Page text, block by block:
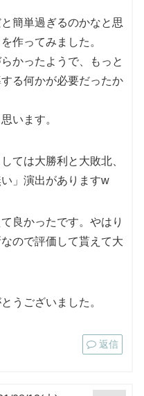
簡単過ぎるのかなと思
作ってみました。
かったようで、もっと
る何かが必要だったか
います。
ては大勝利と大敗北、
」演出がありますw
良かったです。やはり
ので評価して貰えて大
うございました。
返信